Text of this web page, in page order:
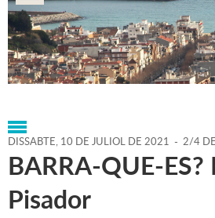
Portada > Agenda > 10-07-
2021 > Marcs > Culturals > 2021 >
DISSABTE, 10 DE JULIOL DE 2021 - 2/4
BARRA-QUE-ES?
Pisador